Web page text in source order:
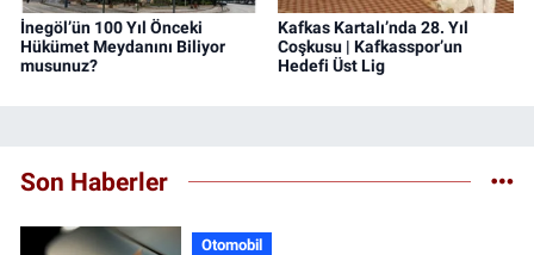
İnegöl’ün 100 Yıl Önceki
Hükümet Meydanını Biliyor
musunuz?
Kafkas Kartalı’nda 28. Yıl
Coşkusu | Kafkasspor’un
Hedefi Üst Lig
Son Haberler
Otomobil